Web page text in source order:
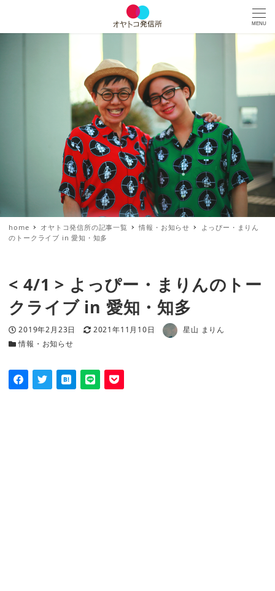
MENU
home オヤトコ発信所の記事一覧 情報・お知らせ
よっぴー・まりん
のトークライブ in 愛知・知多
< 4/1 > よっぴー・まりんのトー
クライブ in 愛知・知多
投稿日
2019年2月23日 更新日
2021年11月10日 著者 星山 まりん
カテゴリー
情報・お知らせ